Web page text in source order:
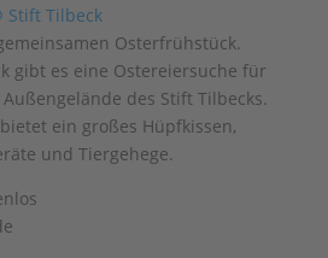
Osterfrühstück.
gibt es eine Ostereiersuche für
des Stift Tilbecks.
ein großes Hüpfkissen,
und Tiergehege.